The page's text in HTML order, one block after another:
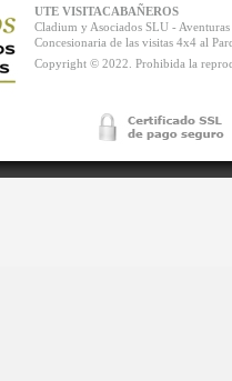
UTE VISITACABAÑEROS
Cladium y Asociados SLU -
Concesionaria de las visitas 4x4 al
Copyright © 2022. Prohibida la